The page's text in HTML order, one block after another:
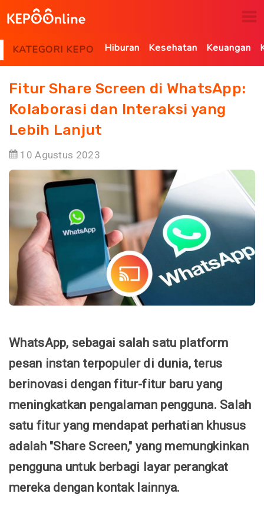
KATEGORI KEPO Hiburan Kesehatan Keuangan
Fitur Share Screen di WhatsApp:
Kolaborasi dan Interaksi yang
Lebih Lanjut
10 Agustus 2023
WhatsApp, sebagai salah satu platform
pesan instan terpopuler di dunia, terus
berinovasi dengan fitur-fitur baru yang
meningkatkan pengalaman pengguna. Salah
satu fitur yang mendapat perhatian khusus
adalah "Share Screen," yang memungkinkan
pengguna untuk berbagi layar perangkat
mereka dengan kontak lainnya.